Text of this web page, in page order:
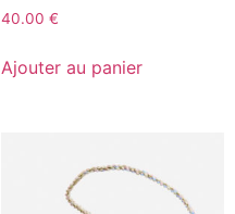
40.00 €
Ajouter au panier